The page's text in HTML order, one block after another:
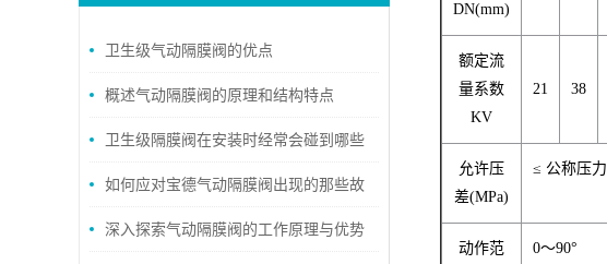
卫生级气动隔膜阀的优点
概述气动隔膜阀的原理和结构特点
卫生级隔膜阀在安装时经常会碰到哪些
问题？
如何应对宝德气动隔膜阀出现的那些故
障？深入探索气动隔膜阀的工作原理与优势
DN(mm)
额定流
量系数
KV
21 38
允许压
差(MPa)
≤ 公称压力
动作范
0～90°